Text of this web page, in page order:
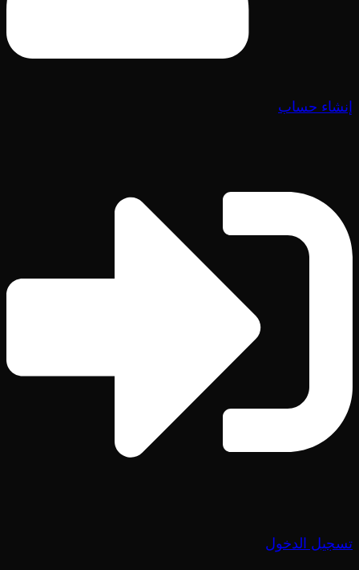
إنشاء حساب
تسجيل الدخول